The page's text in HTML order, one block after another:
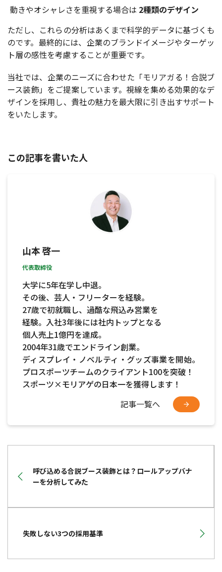
動きやオシャレさを重視する場合は 2種類のデザイン
ただし、これらの分析はあくまで科学的データに基づくも
のです。最終的には、企業のブランドイメージやターゲッ
ト層の感性を考慮することが重要です。
当社では、企業のニーズに合わせた「モリアガる！合説ブ
ース装飾」をご提案しています。視線を集める効果的なデ
ザインを採用し、貴社の魅力を最大限に引き出すサポート
をいたします。
この記事を書いた人
山本 啓一
代表取締役
大学に5年在学し中退。
その後、芸人・フリーターを経験。
27歳で初就職し、過酷な飛込み営業を
経験。入社3年後には社内トップとなる
個人売上1億円を達成。
2004年31歳でエンドライン創業。
ディスプレイ・ノベルティ・グッズ事業を開始。
プロスポーツチームのクライアント100を突破！
スポーツ×モリアゲの日本一を獲得します！
記事一覧へ
呼び込める合説ブース装飾とは？ロールアップバナ
ーを分析してみた
失敗しない3つの採用基準